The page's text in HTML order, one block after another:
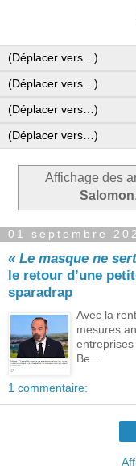
Affichage des
Salomon.
01 septembre
« Le masque ne
le retour d’une
sparadrap
Avec la
mesures
entreprises
Be...
1 commentaire: